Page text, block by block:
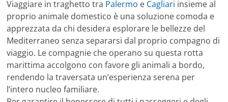
Viaggiare in traghetto tra Palermo e Cagliari insieme al
proprio animale domestico è una soluzione comoda e
apprezzata da chi desidera esplorare le bellezze del
Mediterraneo senza separarsi dal proprio compagno di
viaggio. Le compagnie che operano su questa rotta
marittima accolgono con favore gli animali a bordo,
rendendo la traversata un’esperienza serena per
l’intero nucleo familiare.